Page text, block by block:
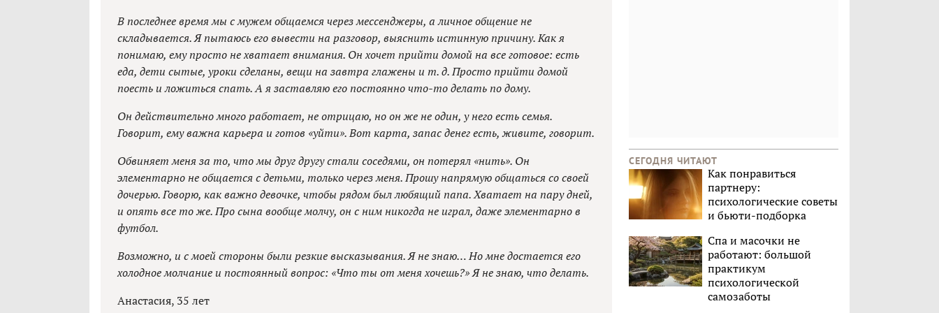
В последнее время мы с мужем общаемся через мессенджеры, а личное общение не
складывается. Я пытаюсь его вывести на разговор, выяснить истинную причину. Как я
понимаю, ему просто не хватает внимания. Он хочет прийти домой на все готовое: есть
еда, дети сытые, уроки сделаны, вещи на завтра глажены и т. д. Просто прийти домой
поесть и ложиться спать. А я заставляю его постоянно что-то делать по дому.
Он действительно много работает, не отрицаю, но он же не один, у него есть семья.
Говорит, ему важна карьера и готов «уйти». Вот карта, запас денег есть, живите, говорит.
Обвиняет меня за то, что мы друг другу стали соседями, он потерял «нить». Он
элементарно не общается с детьми, только через меня. Прошу напрямую общаться со своей
дочерью. Говорю, как важно девочке, чтобы рядом был любящий папа. Хватает на пару дней,
и опять все то же. Про сына вообще молчу, он с ним никогда не играл, даже элементарно в
футбол.
Возможно, и с моей стороны были резкие высказывания. Я не знаю… Но мне достается его
холодное молчание и постоянный вопрос: «Что ты от меня хочешь?» Я не знаю, что делать.
Анастасия, 35 лет
СЕГОДНЯ ЧИТАЮТ
Как понравиться
партнеру:
психологические советы
и бьюти-подборка
Спа и масочки не
работают: большой
практикум
психологической
самозаботы